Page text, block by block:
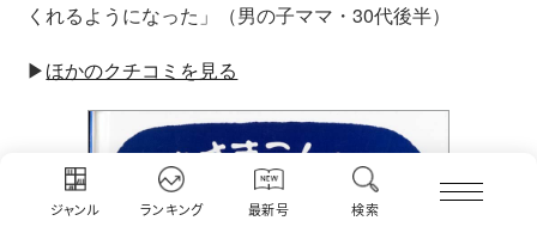
ジャンル ランキング 最新号 検索
くれるようになった」（男の子ママ・30代後半）
▶︎ほかのクチコミを見る